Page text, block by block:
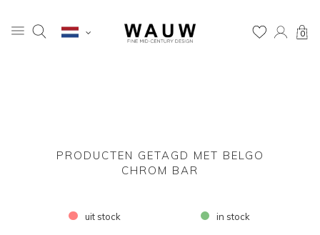
0
PRODUCTEN GETAGD MET BELGO
CHROM BAR
uit stock in stock